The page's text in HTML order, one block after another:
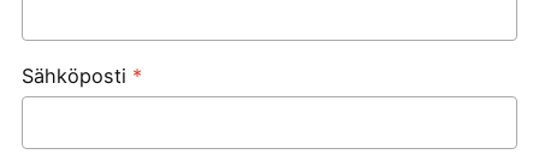
Sähköposti *